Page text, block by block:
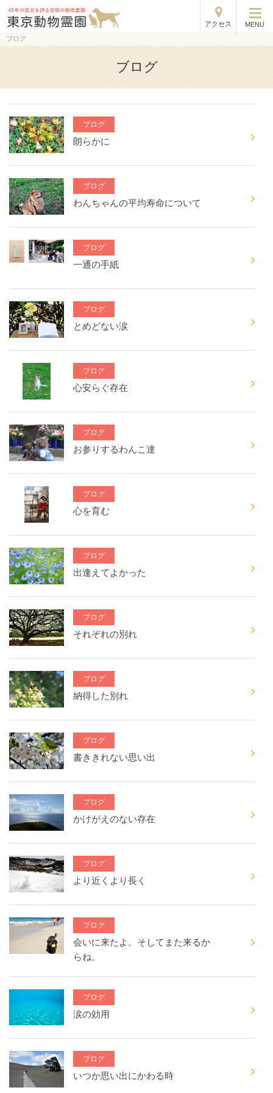
MENU
アクセス
ブログ
ブログ
ブログ
朗らかに
ブログ
わんちゃんの平均寿命について
ブログ
一通の手紙
ブログ
とめどない涙
ブログ
心安らぐ存在
ブログ
お参りするわんこ達
ブログ
心を育む
ブログ
出逢えてよかった
ブログ
それぞれの別れ
ブログ
納得した別れ
ブログ
書ききれない思い出
ブログ
かけがえのない存在
ブログ
より近くより長く
ブログ
会いに来たよ。そしてまた来るか
らね。
ブログ
涙の効用
ブログ
いつか思い出にかわる時